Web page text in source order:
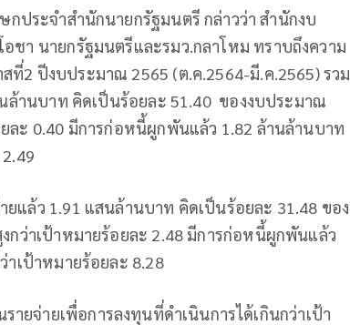
ประจำสำนักนายกรัฐมนตรี กล่าวว่า สำนักงบ
ชา นายกรัฐมนตรีและรมว.กลาโหม ทราบถึงความ
2 ปีงบประมาณ 2565 (ต.ค.2564-มี.ค.2565) รวม
นล้านบาท คิดเป็นร้อยละ 51.40 ของงบประมาณ
ละ 0.40 มีการก่อหนี้ผูกพันแล้ว 1.82 ล้านล้านบาท
ยแล้ว 1.91 แสนล้านบาท คิดเป็นร้อยละ 31.48 ของ
กว่าเป้าหมายร้อยละ 2.48 มีการก่อหนี้ผูกพันแล้ว
าเป้าหมายร้อยละ 8.28
ยจ่ายเพื่อการลงทุนที่ดำเนินการได้เกินกว่าเป้า